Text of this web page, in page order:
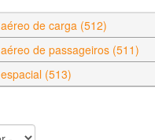
de carga (512)
de passageiros (511)
(513)